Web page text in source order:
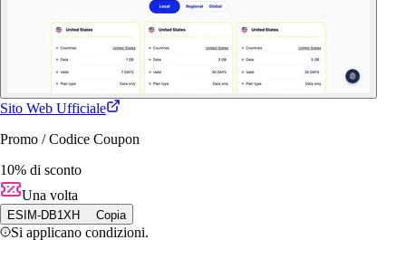
Sito Web Ufficiale
Promo / Codice Coupon
10% di sconto
Una volta
ESIM-DB1XH Copia
Si applicano condizioni.